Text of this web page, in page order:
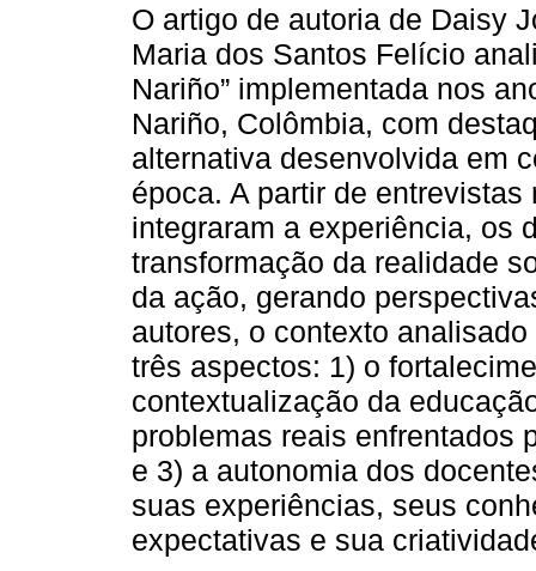
O artigo de autoria de Daisy
Maria dos Santos Felício
Nariño” implementada nos
Nariño, Colômbia, com
alternativa desenvolvida em
época. A partir de
integraram a experiência, os
transformação da realidade
da ação, gerando
autores, o contexto
três aspectos: 1) o
contextualização da
problemas reais enfrentados
e 3) a autonomia dos
suas experiências, seus
expectativas e sua